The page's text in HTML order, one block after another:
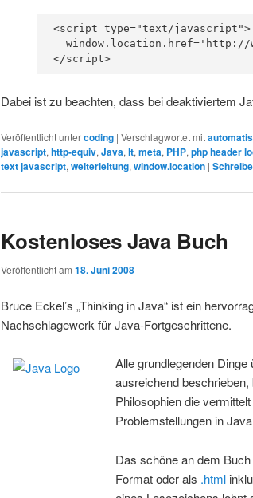
<script type="text/javascript">
</script>
Dabei ist zu beachten, dass bei deaktiviertem
Veröffentlicht untercoding | Verschlagwortet mit
javascript, http-equiv, Java, lt, meta, PHP, php header
text javascript, weiterleitung, window.location |
Kostenloses Java Buch
Veröffentlicht am 18. Juni 2008
Bruce Eckel’s „Thinking in Java“ ist ein
Nachschlagewerk für Java-Fortgeschrittene.
Alle grundlegenden
ausreichend
Philosophien die
Problemstellungen in
Das schöne an dem
Format oder als .html